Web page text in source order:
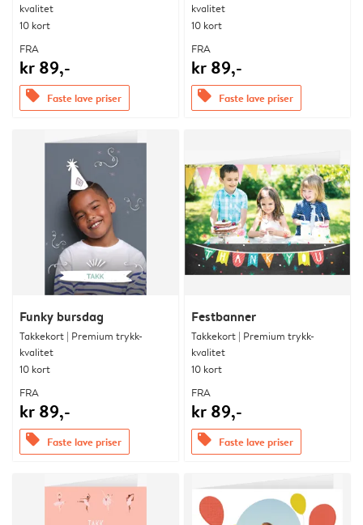
kvalitet
10 kort
FRA
kr 89,-
offers Faste lave priser
kvalitet
10 kort
FRA
kr 89,-
offers Faste lave priser
Funky bursdag
Takkekort | Premium trykk-
kvalitet
10 kort
FRA
kr 89,-
offers Faste lave priser
Festbanner
Takkekort | Premium trykk-
kvalitet
10 kort
FRA
kr 89,-
offers Faste lave priser